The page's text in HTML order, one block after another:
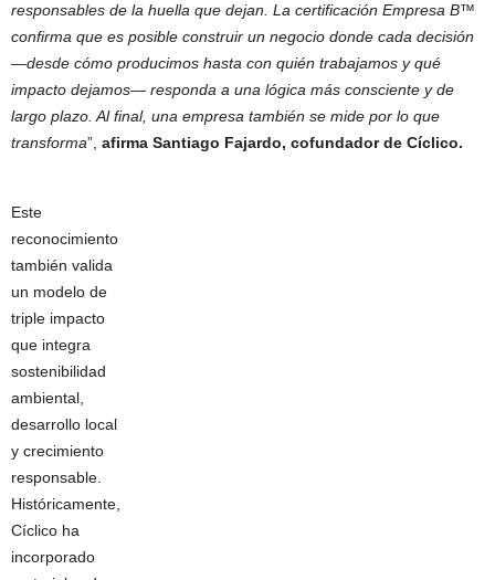
responsables de la huella que dejan. La certificación Empresa B™
confirma que es posible construir un negocio donde cada decisión
—desde cómo producimos hasta con quién trabajamos y qué
impacto dejamos— responda a una lógica más consciente y de
largo plazo. Al final, una empresa también se mide por lo que
transforma”, afirma Santiago Fajardo, cofundador de Cíclico.
Este
reconocimiento
también valida
un modelo de
triple impacto
que integra
sostenibilidad
ambiental,
desarrollo local
y crecimiento
responsable.
Históricamente,
Cíclico ha
incorporado